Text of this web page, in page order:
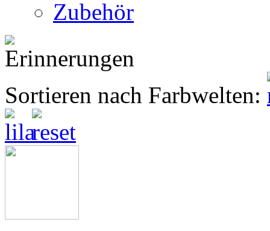
Zubehör
Sortieren nach Farbwelten: